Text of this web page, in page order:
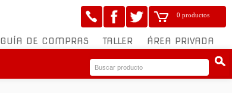
0 productos
GUÍA DE COMPRAS TALLER ÁREA PRIVADA